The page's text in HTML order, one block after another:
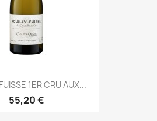
1ER CRU AUX...
55,20 €